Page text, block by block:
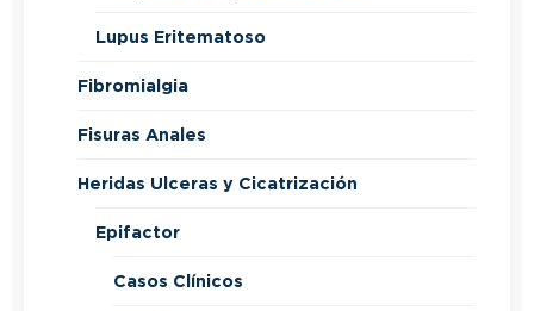
Lupus Eritematoso
Fibromialgia
Fisuras Anales
Heridas Ulceras y Cicatrización
Epifactor
Casos Clínicos